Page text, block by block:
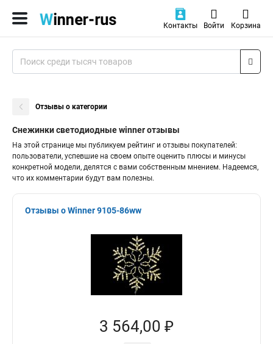
Контакты Войти Корзина
Отзывы о категории
Снежинки светодиодные winner отзывы
На этой странице мы публикуем рейтинг и отзывы покупателей:
пользователи, успевшие на своем опыте оценить плюсы и минусы
конкретной модели, делятся с вами собственным мнением. Надеемся,
что их комментарии будут вам полезны.
Отзывы о Winner 9105-86ww
3 564,00 ₽